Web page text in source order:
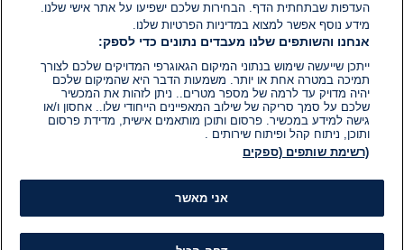
העדפות שבתחתית הדף. הבחירות שלכם ישפיעו על אתר אישי שלנו.
מידע נוסף אפשר למצוא במדיניות הפרטיות שלנו.
אנחנו והשותפים שלנו מעבדים נתונים כדי לספק:
ייתכן שייעשה שימוש בנתוני המיקום הגאוגרפי המדויקים שלכם לצורך
תמיכה במטרה אחת או יותר. משמעות הדבר היא שהמיקום שלכם
יהיה מדויק עד לרמה של מספר מטרים.. ניתן לזהות את המכשיר
שלכם על סמך סריקה של שילוב המאפיינים הייחודי שלו.. אחסון ו/או
גישה למידע במכשיר. פרסום ותוכן מותאמים אישית, מדידת פרסום
ותוכן, ניתוח קהל ופיתוח שירותים .
(רשימת שותפים (ספקים
אני מאשר